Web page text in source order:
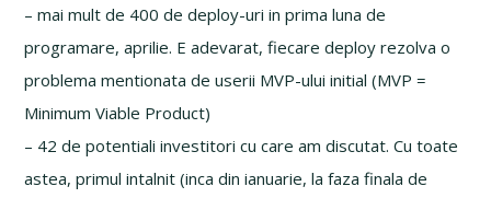
– mai mult de 400 de deploy-uri in prima luna de
programare, aprilie. E adevarat, fiecare deploy rezolva o
problema mentionata de userii MVP-ului initial (MVP =
Minimum Viable Product)
– 42 de potentiali investitori cu care am discutat. Cu toate
astea, primul intalnit (inca din ianuarie, la faza finala de